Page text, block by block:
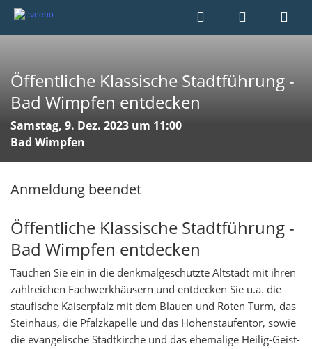
Öffentliche Klassische Stadtführung -
Bad Wimpfen entdecken
Samstag, 9. Dez. 2023 um 11:00
Bad Wimpfen
Anmeldung beendet
Öffentliche Klassische Stadtführung -
Bad Wimpfen entdecken
Tauchen Sie ein in die denkmalgeschützte Altstadt mit ihren
zahlreichen Fachwerkhäusern und entdecken Sie u.a. die
staufische Kaiserpfalz mit dem Blauen und Roten Turm, das
Steinhaus, die Pfalzkapelle und das Hohenstaufentor, sowie
die evangelische Stadtkirche und das ehemalige Heilig-Geist-